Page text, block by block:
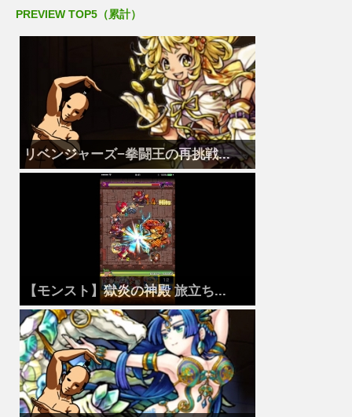
PREVIEW TOP5（累計）
リベンジャーズ−拳闘王の再挑戦...
【モンスト】獄炎の神殿 旅立ち...